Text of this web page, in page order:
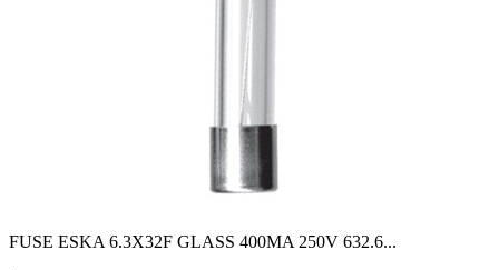
FUSE ESKA 6.3X32F GLASS 400MA 250V 632.6...